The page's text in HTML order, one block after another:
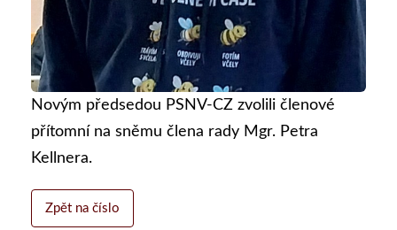
Novým předsedou PSNV-CZ zvolili členové
přítomní na sněmu člena rady Mgr. Petra
Kellnera.
Zpět na číslo